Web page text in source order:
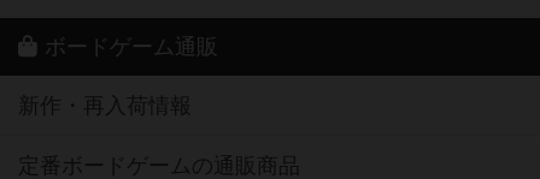
ボードゲーム通販
新作・再入荷情報
定番ボードゲームの通販商品